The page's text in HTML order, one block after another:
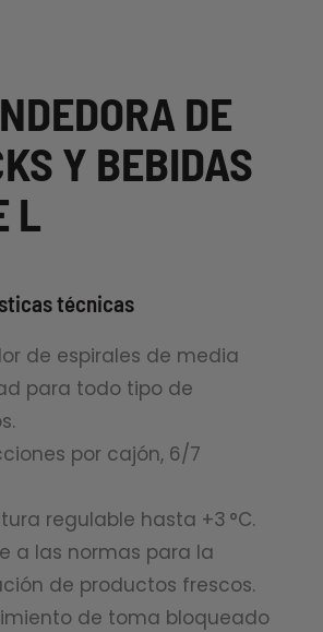
DE
Y BEBIDAS
L
técnicas
de espirales de media
para todo tipo de
por cajón, 6/7
regulable hasta +3 °C.
a las normas para la
de productos frescos.
de toma bloqueado